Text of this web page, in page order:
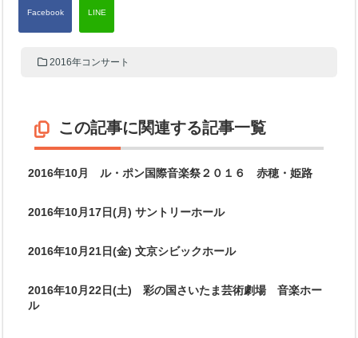
2016年コンサート
この記事に関連する記事一覧
2016年10月 ル・ポン国際音楽祭２０１６ 赤穂・姫路
2016年10月17日(月) サントリーホール
2016年10月21日(金) 文京シビックホール
2016年10月22日(土) 彩の国さいたま芸術劇場 音楽ホー
ル